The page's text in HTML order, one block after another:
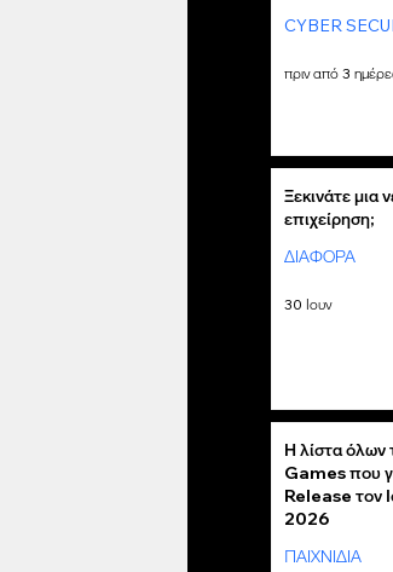
CYBER
πριν από 3
Ξεκινάτε μια
επιχείρηση;
ΔΙΑΦΟΡΑ
30 Ιουν
Η λίστα
Games που
Release τον
2026
ΠΑΙΧΝΙΔΙΑ